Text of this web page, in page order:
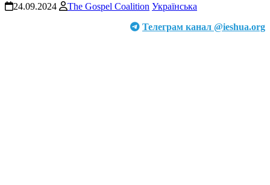
24.09.2024 The Gospel Coalition Українська
Телеграм канал @ieshua.org